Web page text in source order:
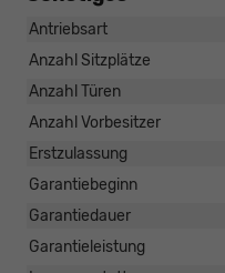
Antriebsart
Anzahl Sitzplätze
Anzahl Türen
Anzahl Vorbesitzer
Erstzulassung
Garantiebeginn
Garantiedauer
Garantieleistung